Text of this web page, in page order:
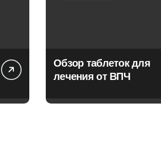
Обзор таблеток для
лечения от ВПЧ